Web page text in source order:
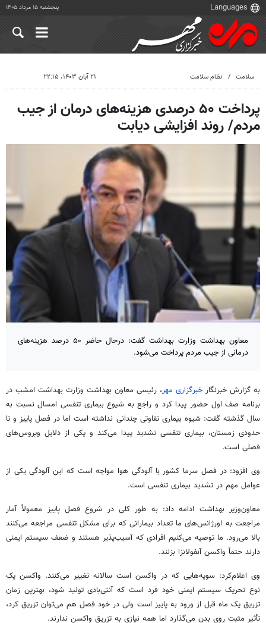
پنجشنبه ۱۵ مرداد ۱۴۰۵
سلامت نظام سلامت ۲۱ آبان ۱۴۰۳، ۲۲:۱۵
پرداخت ۵۰ درصدی هزینه‌های درمان از جیب
مردم/ روند افزایشی دیابت
معاون بهداشت وزارت بهداشت گفت: درحال حاضر ۵۰ درصد هزینه‌های
درمانی از جیب مردم پرداخت می‌شود.
به گزارش خبرنگار خبرگزاری مهر، رئیسی معاون بهداشت وزارت بهداشت امشب در
برنامه صف اول حضور پیدا کرد و راجع به شیوع بیماری تنفسی امسال نسبت به
سال گذشته گفت: شیوه بیماری تفاوتی چندانی نداشته است اما در فصل پاییز و تا
حدودی زمستان، بیماری تنفسی تشدید پیدا می‌کند و یکی از دلایل ویروس‌های
فصلی است.
وی افزود: در فصل سرما کشور با آلودگی هوا مواجه است که این آلودگی یکی از
عوامل مهم در تشدید بیماری تنفسی است.
معاون‌وزیر بهداشت ادامه داد: به طور کلی در شروع فصل پاییز معمولاً آمار
مراجعت به اورژانس‌های ما تعداد بیمارانی که برای مشکل تنفسی مراجعه می‌کنند
بالا می‌رود. ما توصیه می‌کنیم افرادی که آسیب‌پذیر هستند و ضعف سیستم ایمنی
دارند حتماً واکسن آنفولانزا بزنند.
وی اعلام‌کرد: سویه‌هایی که در واکسن است سالانه تغییر می‌کنند. واکسن یک
نوع تحریک سیستم ایمنی خود فرد است که آنتی‌بادی تولید شود، بهترین زمان
تزریق یک ماه قبل از ورود به پاییز است ولی در خود فصل هم می‌توان تزریق کرد،
تأثیر مثبت روی بدن می‌گذارد اما همه نیازی به تزریق واکسن ندارند.